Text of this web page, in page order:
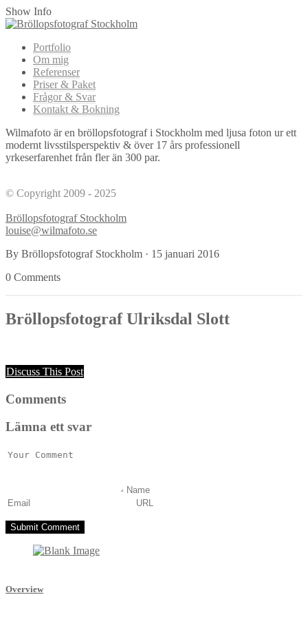
Show Info
Portfolio
Om mig
Referenser
Priser & Paket
Frågor & Svar
Kontakt & Bokning
Wilmafoto är en bröllopsfotograf i Stockholm med ljusa foton ur ett
modernt livsstilsperspektiv & över 17 års professionell
yrkeserfarenhet från fler än 300 par.
© Copyright 2009 - 2025
Bröllopsfotograf Stockholm
louise@wilmafoto.se
By Bröllopsfotograf Stockholm · 15 januari 2016
0 Comments
Bröllopsfotograf Ulriksdal Slott
Discuss This Post
Comments
Lämna ett svar
Overview